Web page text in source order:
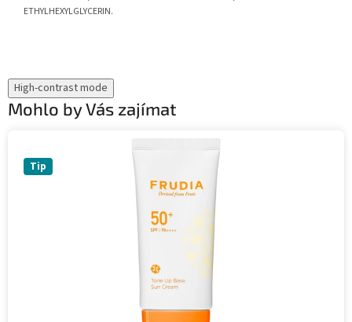
ETHYLHEXYLGLYCERIN.
High-contrast mode
Mohlo by Vás zajímat
Tip